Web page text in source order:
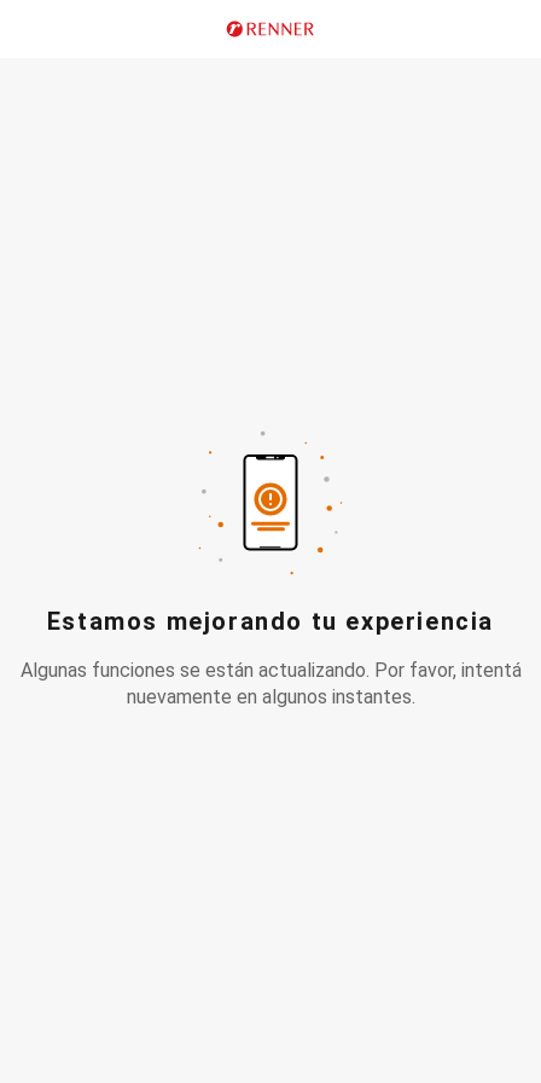
Estamos mejorando tu experiencia
Algunas funciones se están actualizando. Por favor, intentá
nuevamente en algunos instantes.